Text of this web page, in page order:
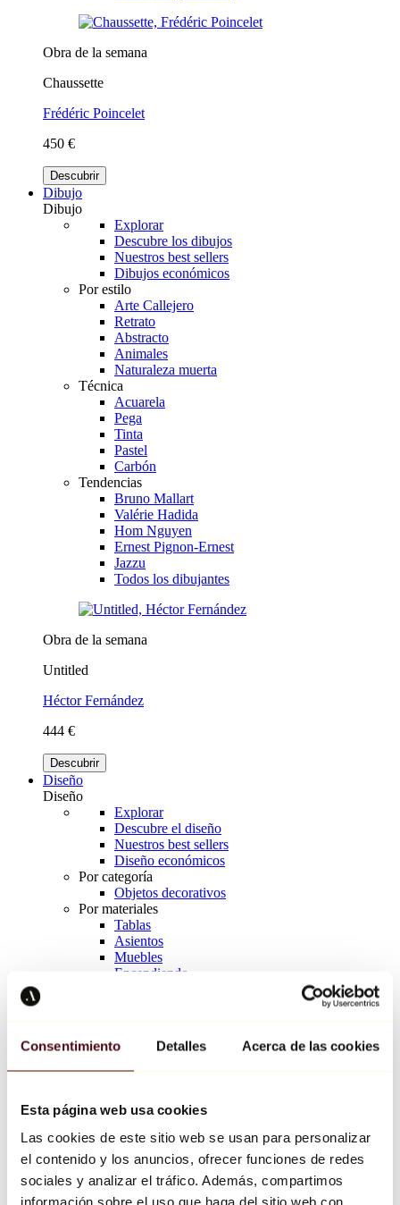
Consentimiento Detalles Acerca de las cookies
Esta página web usa cookies
Las cookies de este sitio web se usan para personalizar
el contenido y los anuncios, ofrecer funciones de redes
sociales y analizar el tráfico. Además, compartimos
información sobre el uso que haga del sitio web con
Obra de la semana
Chaussette
Frédéric Poincelet
450 €
Descubrir
Dibujo
Dibujo
Explorar
Descubre los dibujos
Nuestros best sellers
Dibujos económicos
Por estilo
Arte Callejero
Retrato
Abstracto
Animales
Naturaleza muerta
Técnica
Acuarela
Pega
Tinta
Pastel
Carbón
Tendencias
Bruno Mallart
Valérie Hadida
Hom Nguyen
Ernest Pignon-Ernest
Jazzu
Todos los dibujantes
Obra de la semana
Untitled
Héctor Fernández
444 €
Descubrir
Diseño
Diseño
Explorar
Descubre el diseño
Nuestros best sellers
Diseño económicos
Por categoría
Objetos decorativos
Por materiales
Tablas
Asientos
Muebles
Encendiendo
Richard Orlinski
Keith Haring
Jeff Koons
Jean-Michel Basquiat
Todos los diseñadores
Obra de la semana